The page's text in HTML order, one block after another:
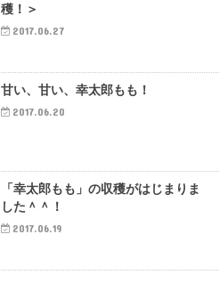
穫！＞
2017.06.27
甘い、甘い、幸太郎もも！
2017.06.20
「幸太郎もも」の収穫がはじまりま
した＾＾！
2017.06.19